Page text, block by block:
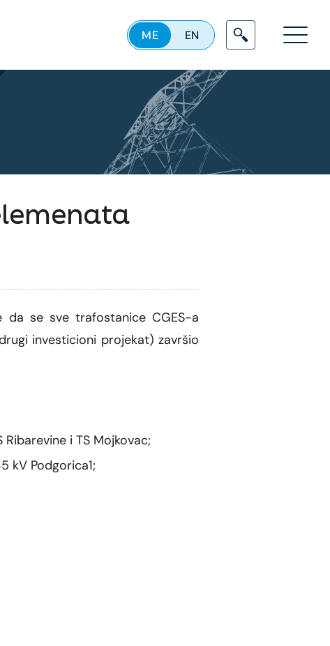
ME EN Menu
da se sve trafostanice CGES-a
investicioni projekat) završio
Ribarevine i TS Mojkovac;
kV Podgorica1;